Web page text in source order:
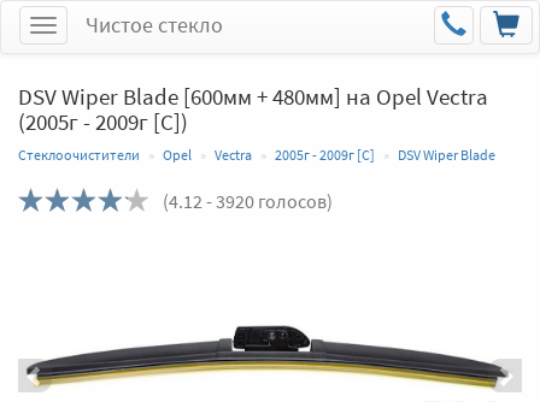
МенюЧистое стекло
DSV Wiper Blade [600мм + 480мм] на Opel Vectra
(2005г - 2009г [C])
Стеклоочистители Opel Vectra 2005г - 2009г [C] DSV Wiper Blade
(4.12- 3920 голосов)